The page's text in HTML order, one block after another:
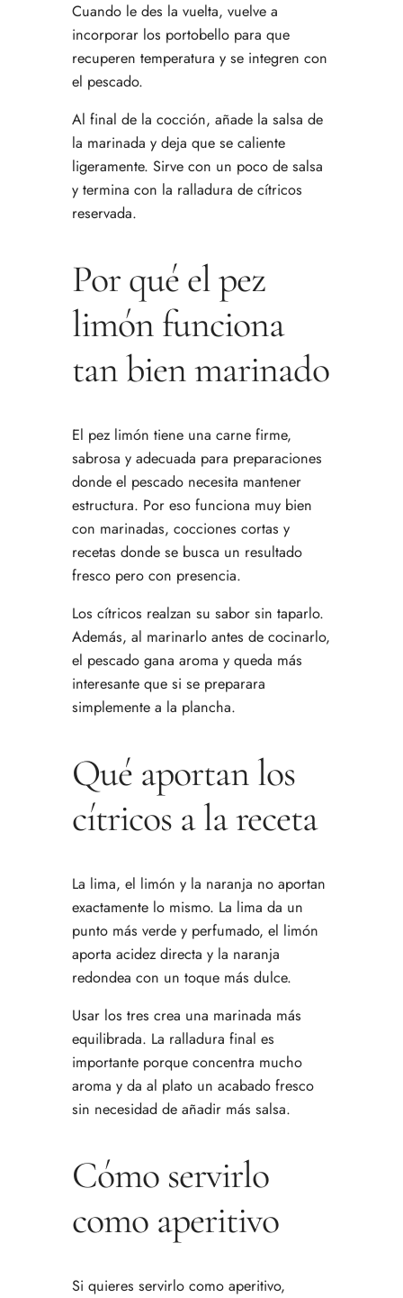
Cuando le des la vuelta, vuelve a
incorporar los portobello para que
recuperen temperatura y se integren con
el pescado.
Al final de la cocción, añade la salsa de
la marinada y deja que se caliente
ligeramente. Sirve con un poco de salsa
y termina con la ralladura de cítricos
reservada.
Por qué el pez
limón funciona
tan bien marinado
El pez limón tiene una carne firme,
sabrosa y adecuada para preparaciones
donde el pescado necesita mantener
estructura. Por eso funciona muy bien
con marinadas, cocciones cortas y
recetas donde se busca un resultado
fresco pero con presencia.
Los cítricos realzan su sabor sin taparlo.
Además, al marinarlo antes de cocinarlo,
el pescado gana aroma y queda más
interesante que si se preparara
simplemente a la plancha.
Qué aportan los
cítricos a la receta
La lima, el limón y la naranja no aportan
exactamente lo mismo. La lima da un
punto más verde y perfumado, el limón
aporta acidez directa y la naranja
redondea con un toque más dulce.
Usar los tres crea una marinada más
equilibrada. La ralladura final es
importante porque concentra mucho
aroma y da al plato un acabado fresco
sin necesidad de añadir más salsa.
Cómo servirlo
como aperitivo
Si quieres servirlo como aperitivo,